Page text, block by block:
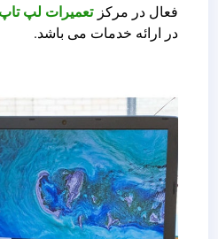
فعال در مرکزتعمیرات لپ تاپ
در ارائه خدمات می باشد.